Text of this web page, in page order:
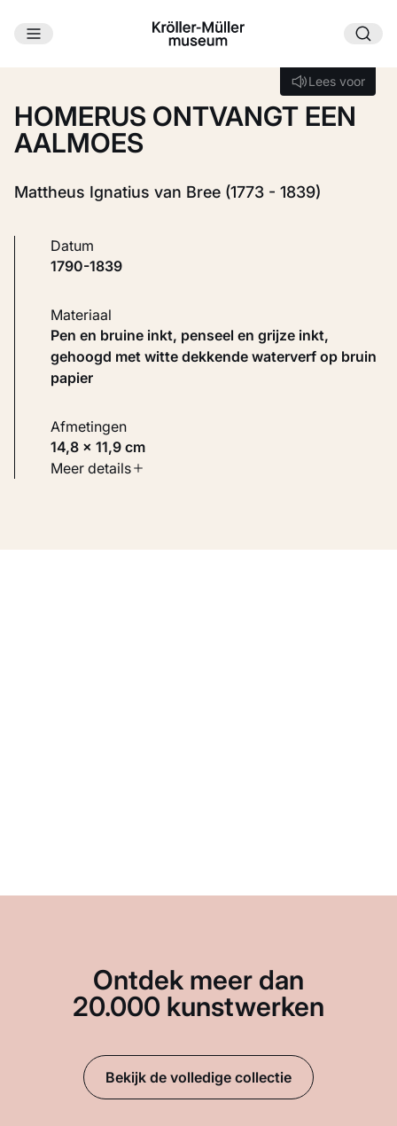
Ga naar hoofdinhoud
Lees voor
Lees voor
HOMERUS ONTVANGT EEN
AALMOES
Mattheus Ignatius van Bree (1773 - 1839)
Datum
1790-1839
Materiaal
Pen en bruine inkt, penseel en grijze inkt,
gehoogd met witte dekkende waterverf op bruin
papier
Afmetingen
14,8 × 11,9 cm
Soort werk
Meer details
Ontdek meer dan
20.000 kunstwerken
Bekijk de volledige collectie